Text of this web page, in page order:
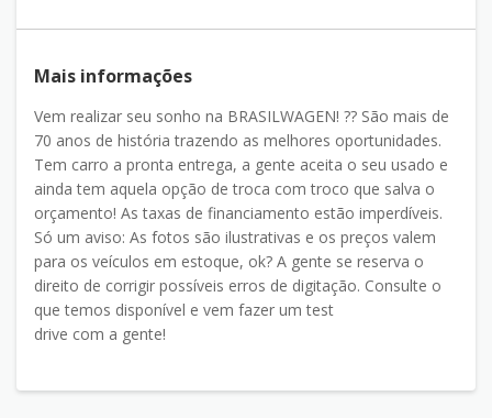
Mais informações
Vem realizar seu sonho na BRASILWAGEN! ?? São mais de
70 anos de história trazendo as melhores oportunidades.
Tem carro a pronta entrega, a gente aceita o seu usado e
ainda tem aquela opção de troca com troco que salva o
orçamento! As taxas de financiamento estão imperdíveis.
Só um aviso: As fotos são ilustrativas e os preços valem
para os veículos em estoque, ok? A gente se reserva o
direito de corrigir possíveis erros de digitação. Consulte o
que temos disponível e vem fazer um test
drive com a gente!